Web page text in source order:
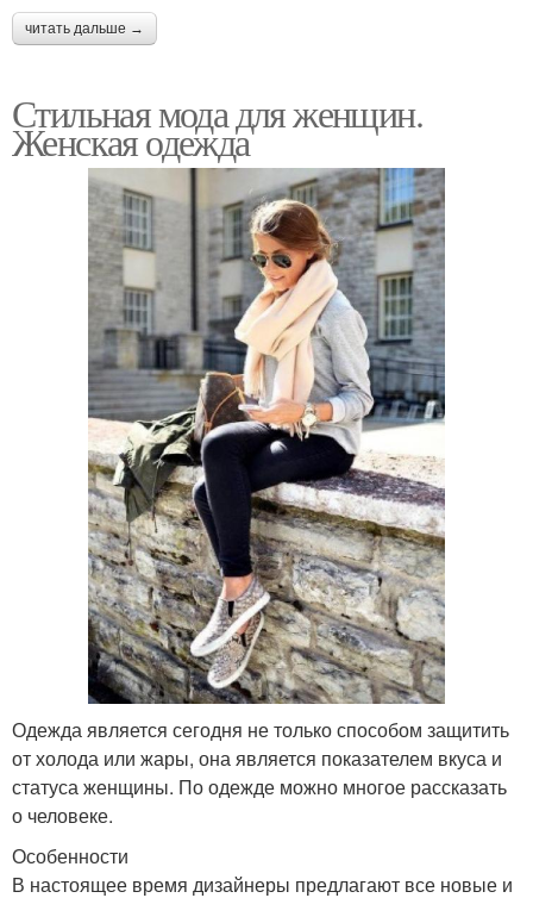
читать дальше →
Стильная мода для женщин.
Женская одежда
Одежда является сегодня не только способом защитить
от холода или жары, она является показателем вкуса и
статуса женщины. По одежде можно многое рассказать
о человеке.
Особенности
В настоящее время дизайнеры предлагают все новые и